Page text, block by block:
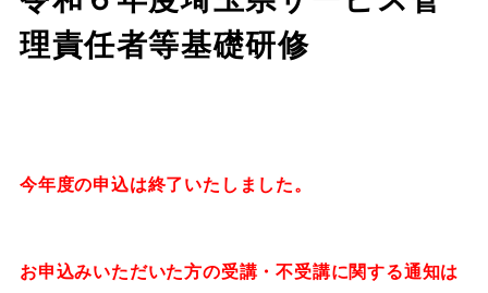
理責任者等基礎研修
今年度の申込は終了いたしました。
お申込みいただいた方の受講・不受講に関する通知は